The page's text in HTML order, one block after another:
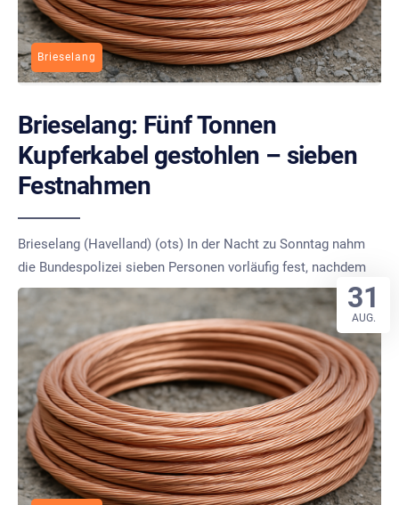
Brieselang
Brieselang: Fünf Tonnen
Kupferkabel gestohlen – sieben
Festnahmen
Brieselang (Havelland) (ots) In der Nacht zu Sonntag nahm
die Bundespolizei sieben Personen vorläufig fest, nachdem
31
AUG.